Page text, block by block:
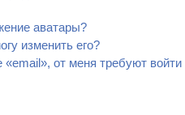
аватары?
изменить его?
от меня требуют войти